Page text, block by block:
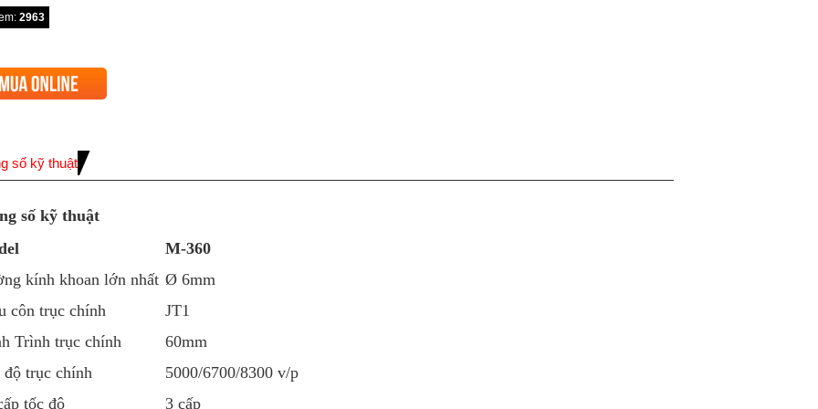
2963
số kỹ thuật
số kỹ thuật
M-360
kính khoan lớn nhất Ø 6mm
côn trục chính
JT1
Trình trục chính
60mm
độ trục chính
5000/6700/8300 v/p
tốc độ
3 cấp